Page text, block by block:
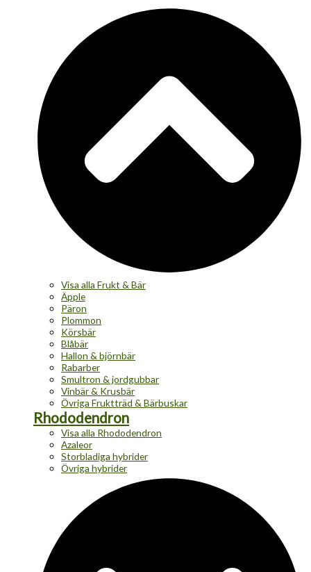
Visa alla Frukt & Bär
Äpple
Päron
Plommon
Körsbär
Blåbär
Hallon & björnbär
Rabarber
Smultron & jordgubbar
Vinbär & Krusbär
Övriga Fruktträd & Bärbuskar
Rhododendron
Visa alla Rhododendron
Azaleor
Storbladiga hybrider
Övriga hybrider